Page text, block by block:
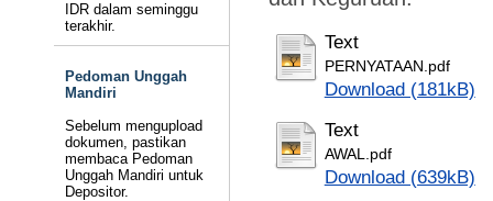
IDR dalam seminggu
terakhir.
Pedoman Unggah
Mandiri
Sebelum mengupload
dokumen, pastikan
membaca Pedoman
Unggah Mandiri untuk
Depositor.
Text
PERNYATAAN.pdf
Download (181kB)
Text
AWAL.pdf
Download (639kB)